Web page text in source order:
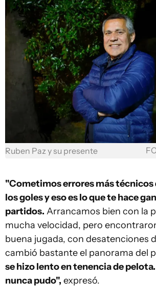
Ruben Paz y su presente
"Cometimos errores más técnicos
los goles y eso es lo que te hace
partidos. Arrancamos bien con la
mucha velocidad, pero
buena jugada, con desatenciones
cambió bastante el panorama del
se hizo lento en tenencia de
nunca pudo", expresó.